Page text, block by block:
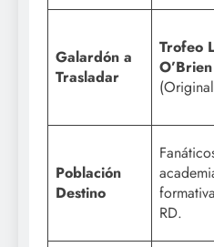
Galardón a
Trasladar
Trofeo
O’Brien
Población
Destino
RD.